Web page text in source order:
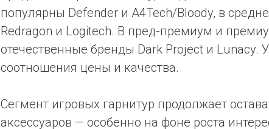
популярны Defender и A4Tech/Bloody, в
Redragon и Logitech. В пред-премиум и
отечественные бренды Dark Project и Lunacy.
соотношения цены и качества.
Сегмент игровых гарнитур продолжает
аксессуаров — особенно на фоне роста